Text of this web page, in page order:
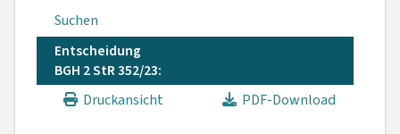
Suchen
Entscheidung
BGH 2 StR 352/23:
Druckansicht
PDF-Download